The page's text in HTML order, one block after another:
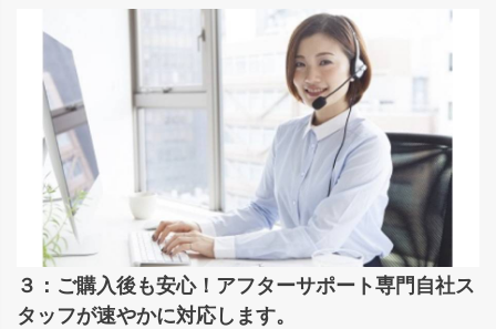
３：ご購入後も安心！アフターサポート専門自社ス
タッフが速やかに対応します。